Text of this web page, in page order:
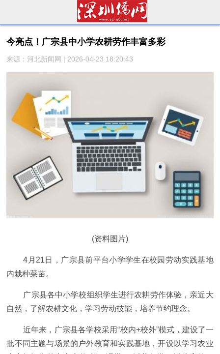
今亮点！广宗县中小学农耕劳作丰富多彩
来源：河北新闻网 | 2026-04-23 18:20:43
(资料图片)
4月21日，广宗县前平台小学学生在校园劳动实践基地
内栽种菜苗。
广宗县各中小学校组织学生进行农耕劳作体验，亲近大
自然，了解农耕文化，学习劳动技能，培养节约理念。
近年来，广宗县各学校采用“校内+校外”模式，建设了一
批不同主题与场景的户外教育和实践基地，开设以学习农业